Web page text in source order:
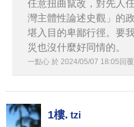
任意扭曲竄改，對先人
灣主體性論述史觀」的
堪入目的卑鄙行徑。要
災也沒什麼好同情的。
一點心 於 2024/05/07 18:05回覆
1樓. tzi